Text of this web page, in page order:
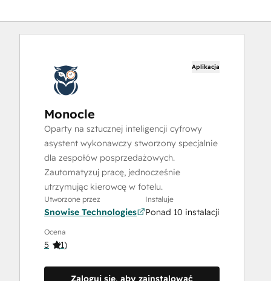
Aplikacja
Monocle
Oparty na sztucznej inteligencji cyfrowy
asystent wykonawczy stworzony specjalnie
dla zespołów posprzedażowych.
Zautomatyzuj pracę, jednocześnie
utrzymując kierowcę w fotelu.
Utworzone przez
Snowise Technologies
Instaluje
Ponad 10 instalacji
Ocena
5 (1)
Zaloguj się, aby zainstalować